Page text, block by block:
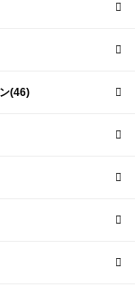
(46)